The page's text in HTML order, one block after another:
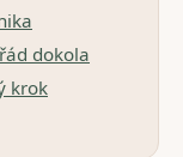
dokola
krok